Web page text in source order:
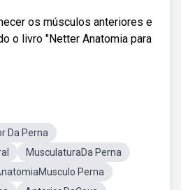
os músculos anteriores e
o livro "Netter Anatomia para
Da Perna
MusculaturaDa Perna
Perna